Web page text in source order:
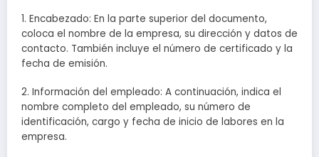
1. Encabezado: En la parte superior del documento,
coloca el nombre de la empresa, su dirección y datos de
contacto. También incluye el número de certificado y la
fecha de emisión.
2. Información del empleado: A continuación, indica el
nombre completo del empleado, su número de
identificación, cargo y fecha de inicio de labores en la
empresa.